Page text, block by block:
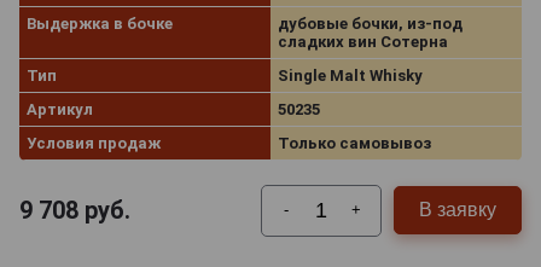
Выдержка в бочке
дубовые бочки, из-под
сладких вин Сотерна
Тип
Single Malt Whisky
Артикул
50235
Условия продаж
Только самовывоз
9 708 руб. - + В заявку